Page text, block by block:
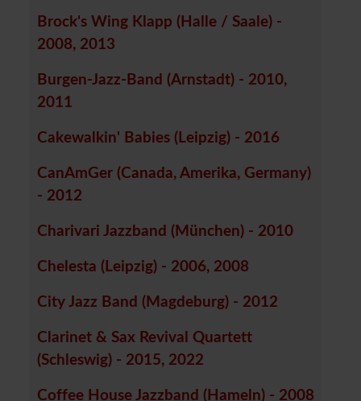
Brock's Wing Klapp (Halle / Saale) -
2008, 2013
Burgen-Jazz-Band (Arnstadt) - 2010,
2011
Cakewalkin' Babies (Leipzig) - 2016
CanAmGer (Canada, Amerika, Germany)
- 2012
Charivari Jazzband (München) - 2010
Chelesta (Leipzig) - 2006, 2008
City Jazz Band (Magdeburg) - 2012
Clarinet & Sax Revival Quartett
(Schleswig) - 2015, 2022
Coffee House Jazzband (Hameln) - 2008